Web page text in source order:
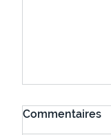
Commentaires